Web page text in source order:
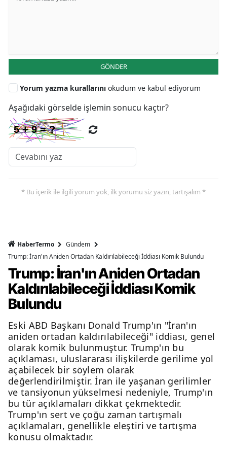
GÖNDER
Yorum yazma kurallarını okudum ve kabul ediyorum
Aşağıdaki görselde işlemin sonucu kaçtır?
* Bu içerik ile ilgili yorum yok, ilk yorumu siz yazın, tartışalım *
HaberTermo
Gündem
Trump: İran'ın Aniden Ortadan Kaldırılabileceği İddiası Komik Bulundu
Trump: İran'ın Aniden Ortadan
Kaldırılabileceği İddiası Komik
Bulundu
Eski ABD Başkanı Donald Trump'ın "İran'ın
aniden ortadan kaldırılabileceği" iddiası, genel
olarak komik bulunmuştur. Trump'ın bu
açıklaması, uluslararası ilişkilerde gerilime yol
açabilecek bir söylem olarak
değerlendirilmiştir. İran ile yaşanan gerilimler
ve tansiyonun yükselmesi nedeniyle, Trump'ın
bu tür açıklamaları dikkat çekmektedir.
Trump'ın sert ve çoğu zaman tartışmalı
açıklamaları, genellikle eleştiri ve tartışma
konusu olmaktadır.